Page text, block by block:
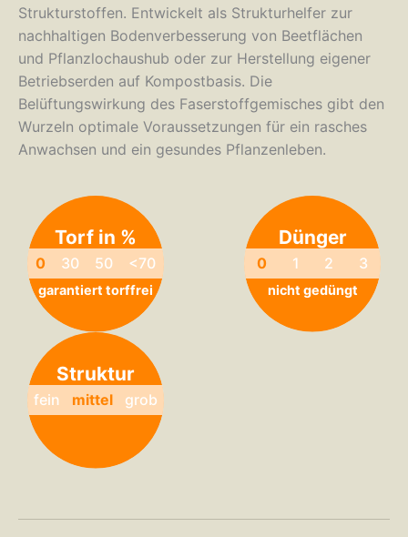
Strukturstoffen. Entwickelt als Strukturhelfer zur
nachhaltigen Bodenverbesserung von Beetflächen
und Pflanzlochaushub oder zur Herstellung eigener
Betriebserden auf Kompostbasis. Die
Belüftungswirkung des Faserstoffgemisches gibt den
Wurzeln optimale Voraussetzungen für ein rasches
Anwachsen und ein gesundes Pflanzenleben.
Torf in %
0 30 50 <70
garantiert torffrei
Dünger
0 1 2 3
nicht gedüngt
Struktur
fein mittel grob